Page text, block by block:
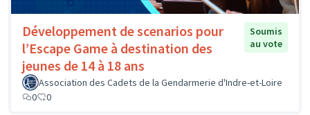
Développement de scenarios pour
l’Escape Game à destination des
jeunes de 14 à 18 ans
Soumis
au vote
Association des Cadets de la Gendarmerie d'Indre-et-Loire
0
0